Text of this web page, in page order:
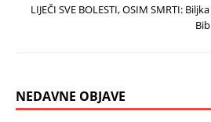
LIJEČI SVE BOLESTI, OSIM SMRTI:
NEDAVNE OBJAVE